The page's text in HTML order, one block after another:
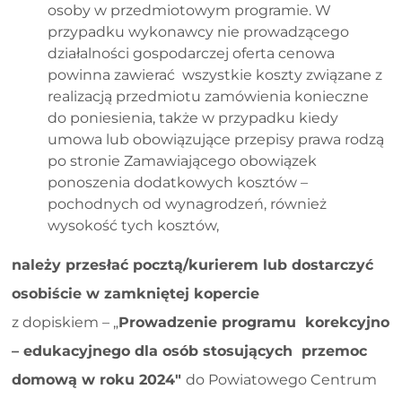
osoby w przedmiotowym programie. W
przypadku wykonawcy nie prowadzącego
działalności gospodarczej oferta cenowa
powinna zawierać wszystkie koszty związane z
realizacją przedmiotu zamówienia konieczne
do poniesienia, także w przypadku kiedy
umowa lub obowiązujące przepisy prawa rodzą
po stronie Zamawiającego obowiązek
ponoszenia dodatkowych kosztów –
pochodnych od wynagrodzeń, również
wysokość tych kosztów,
należy przesłać pocztą/kurierem lub dostarczyć
osobiście w zamkniętej kopercie
z dopiskiem – „Prowadzenie programu korekcyjno
– edukacyjnego dla osób stosujących przemoc
domową w roku 2024"do Powiatowego Centrum